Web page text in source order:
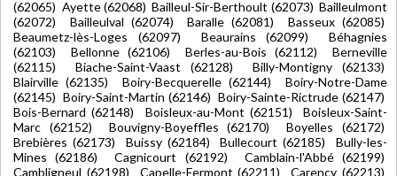
(62065) Ayette (62068) Bailleul-Sir-Berthoult (62073) Bailleulmont
(62072) Bailleulval (62074) Baralle (62081) Basseux (62085)
Beaumetz-lès-Loges (62097) Beaurains (62099) Béhagnies
(62103) Bellonne (62106) Berles-au-Bois (62112) Berneville
(62115) Biache-Saint-Vaast (62128) Billy-Montigny (62133)
Blairville (62135) Boiry-Becquerelle (62144) Boiry-Notre-Dame
(62145) Boiry-Saint-Martin (62146) Boiry-Sainte-Rictrude (62147)
Bois-Bernard (62148) Boisleux-au-Mont (62151) Boisleux-Saint-
Marc (62152) Bouvigny-Boyeffles (62170) Boyelles (62172)
Brebières (62173) Buissy (62184) Bullecourt (62185) Bully-les-
Mines (62186) Cagnicourt (62192) Camblain-l'Abbé (62199)
Cambligneul (62198) Capelle-Fermont (62211) Carency (62213)